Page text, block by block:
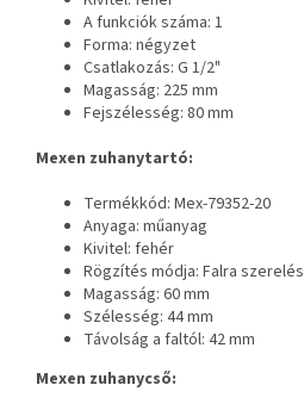
A funkciók száma: 1
Forma: négyzet
Csatlakozás: G 1/2"
Magasság: 225 mm
Fejszélesség: 80 mm
Mexen zuhanytartó:
Termékkód: Mex-79352-20
Anyaga: műanyag
Kivitel: fehér
Rögzítés módja: Falra szerelés
Magasság: 60 mm
Szélesség: 44 mm
Távolság a faltól: 42 mm
Mexen zuhanycső: